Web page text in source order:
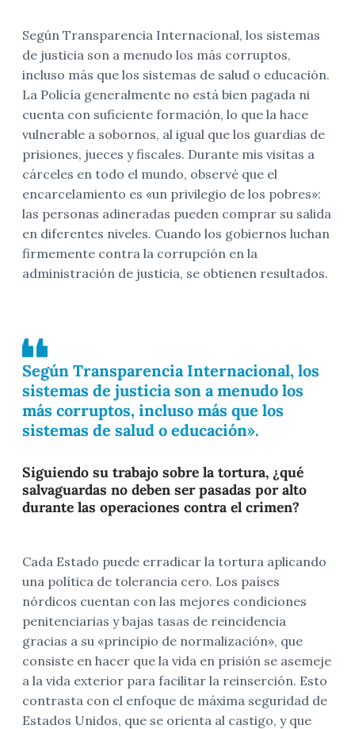
Según Transparencia Internacional, los sistemas
de justicia son a menudo los más corruptos,
incluso más que los sistemas de salud o educación.
La Policía generalmente no está bien pagada ni
cuenta con suficiente formación, lo que la hace
vulnerable a sobornos, al igual que los guardias de
prisiones, jueces y fiscales. Durante mis visitas a
cárceles en todo el mundo, observé que el
encarcelamiento es «un privilegio de los pobres»:
las personas adineradas pueden comprar su salida
en diferentes niveles. Cuando los gobiernos luchan
firmemente contra la corrupción en la
administración de justicia, se obtienen resultados.
Según Transparencia Internacional, los
sistemas de justicia son a menudo los
más corruptos, incluso más que los
sistemas de salud o educación».
Siguiendo su trabajo sobre la tortura, ¿qué
salvaguardas no deben ser pasadas por alto
durante las operaciones contra el crimen?
Cada Estado puede erradicar la tortura aplicando
una política de tolerancia cero. Los países
nórdicos cuentan con las mejores condiciones
penitenciarias y bajas tasas de reincidencia
gracias a su «principio de normalización», que
consiste en hacer que la vida en prisión se asemeje
a la vida exterior para facilitar la reinserción. Esto
contrasta con el enfoque de máxima seguridad de
Estados Unidos, que se orienta al castigo, y que